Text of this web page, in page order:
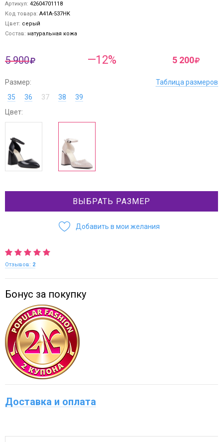
Артикул: 42604701118
Код товара: A41A-537HK
Цвет: серый
Состав: натуральная кожа
5 900 —12% 5 200
Размер:
Таблица размеров
35
36 37 38
39
Цвет:
ВЫБРАТЬ РАЗМЕР
Добавить в мои желания
Отзывов: 2
Бонус за покупку
Доставка и оплата